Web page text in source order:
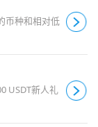
币种和相对低
USDT新人礼